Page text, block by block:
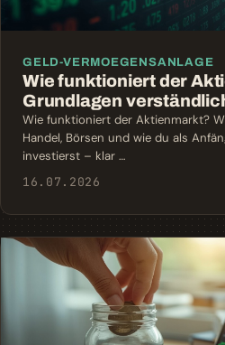
GELD-VERMOEGENSANLAGE
Wie funktioniert der
Grundlagen
Wie funktioniert der Aktienmarkt?
Handel, Börsen und wie du als
investierst – klar …
16.07.2026